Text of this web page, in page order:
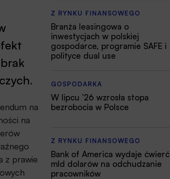
na
na
z prawie
Z RYNKU FINANSOWEGO
Branża leasingowa o
inwestycjach w polskiej
gospodarce, programie SAFE i
polityce dual use
GOSPODARKA
W lipcu ’26 wzrosła stopa
bezrobocia w Polsce
Z RYNKU FINANSOWEGO
Bank of America wydaje ćwierć
mld dolarów na odchudzanie
pracowników